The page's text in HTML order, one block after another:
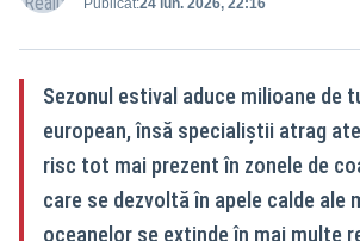
Sezonul estival aduce milioane de
european, însă specialiștii atrag
risc tot mai prezent în zonele de
care se dezvoltă în apele calde ale
oceanelor se extinde în mai multe